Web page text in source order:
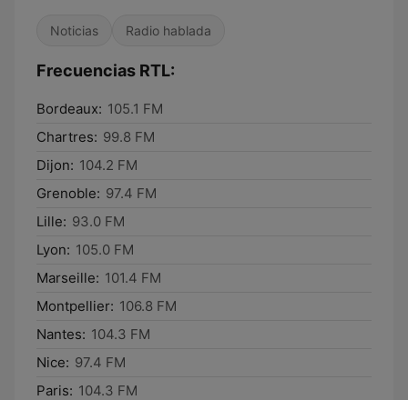
Noticias Radio hablada
Frecuencias RTL:
Bordeaux: 105.1 FM
Chartres: 99.8 FM
Dijon: 104.2 FM
Grenoble: 97.4 FM
Lille: 93.0 FM
Lyon: 105.0 FM
Marseille: 101.4 FM
Montpellier: 106.8 FM
Nantes: 104.3 FM
Nice: 97.4 FM
Paris: 104.3 FM